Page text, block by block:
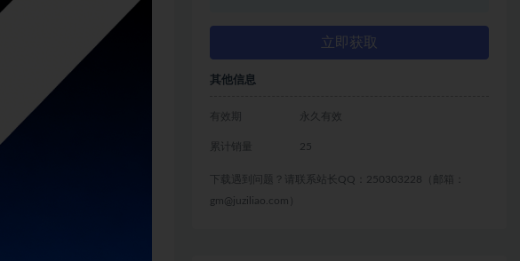
立即获取
其他信息
有效期 永久有效
累计销量 25
下载遇到问题？请联系站长QQ：250303228（邮箱：
gm@juziliao.com）